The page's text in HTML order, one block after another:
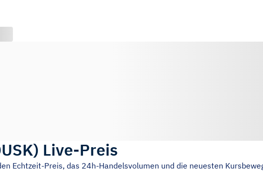
) Live-Preis
Echtzeit-Preis, das 24h-Handelsvolumen und die neuesten